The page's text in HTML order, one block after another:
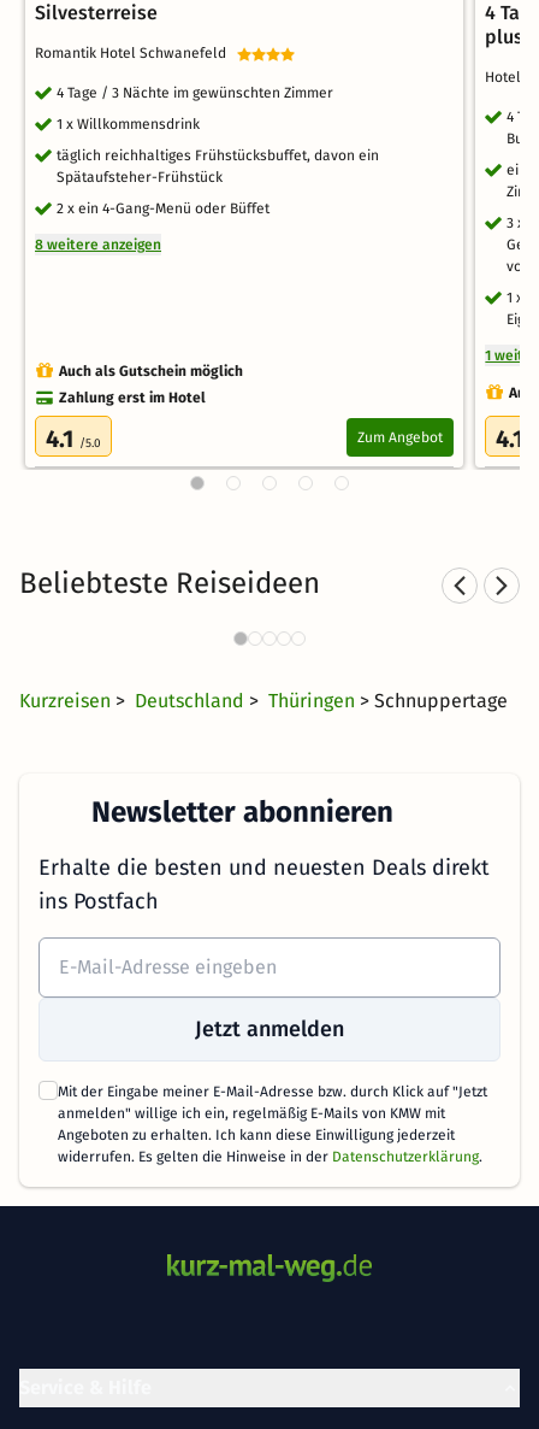
Silvesterreise
Romantik Hotel Schwanefeld
4 Tage / 3 Nächte im gewünschten Zimmer
1 x Willkommensdrink
täglich reichhaltiges Frühstücksbuffet, davon ein
Spätaufsteher-Frühstück
2 x ein 4-Gang-Menü oder Büffet
8 weitere anzeigen
Auch als Gutschein möglich
Zahlung erst im Hotel
4.1 /5.0 Zum Angebot
4
plus
Hotel
4
eine
3 x
von
1 x
1
4.1
Beliebteste Reiseideen
Familienurlaub in
Kurzreisen > Deutschland > Thüringen > Schnuppertage
Newsletter abonnieren
Erhalte die besten und neuesten Deals direkt
ins Postfach
Jetzt anmelden
Mit der Eingabe meiner E-Mail-Adresse bzw. durch Klick auf "Jetzt
anmelden" willige ich ein, regelmäßig E-Mails von KMW mit
Angeboten zu erhalten. Ich kann diese Einwilligung jederzeit
widerrufen. Es gelten die Hinweise in der Datenschutzerklärung.